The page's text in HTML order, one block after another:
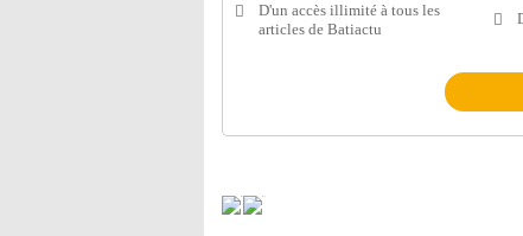
D'un accès illimité à tous les
articles de Batiactu